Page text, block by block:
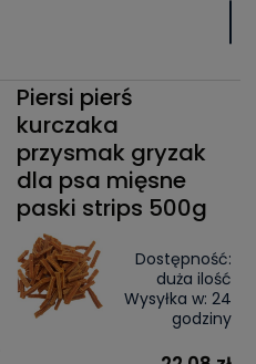
Piersi pierś
kurczaka
przysmak gryzak
dla psa mięsne
paski strips 500g
Dostępność:
duża ilość
Wysyłka w: 24
godziny